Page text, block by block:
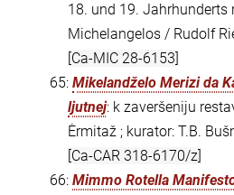
18. und 19. Jahrhunderts
Michelangelos / Rudolf
[Ca-MIC 28-6153]
65: Mikelandželo Merizi da
ljutnej: k zaveršeniju
Ėrmitaž ; kurator: T.B.
[Ca-CAR 318-6170/z]
66: Mimmo Rotella